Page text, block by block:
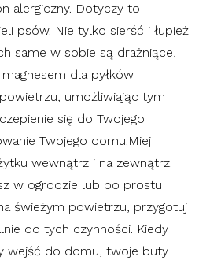
alergiczny. Dotyczy to
psów. Nie tylko sierść i łupież
same w sobie są drażniące,
dla pyłków
umożliwiając tym
się do Twojego
Twojego domu.Miej
wewnątrz i na zewnątrz.
w ogrodzie lub po prostu
świeżym powietrzu, przygotuj
do tych czynności. Kiedy
wejść do domu, twoje buty